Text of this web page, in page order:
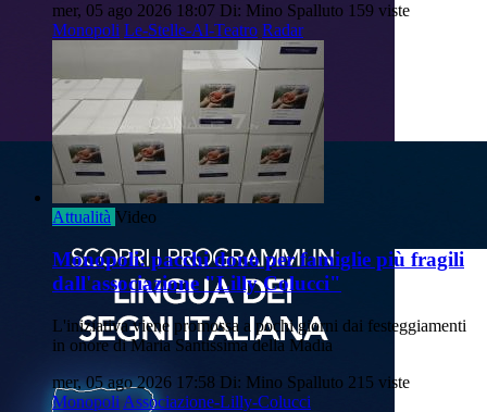
mer, 05 ago 2026 18:07 Di: Mino Spalluto 159 viste
Monopoli Le-Stelle-Al-Teatro Radar
Attualità Video
Monopoli: pacchi dono per famiglie più fragili
dall'associazione "Lilly Colucci"
L'iniziativa viene promossa a pochi giorni dai festeggiamenti
in onore di Maria Santissima della Madia
mer, 05 ago 2026 17:58 Di: Mino Spalluto 215 viste
Monopoli Associazione-Lilly-Colucci